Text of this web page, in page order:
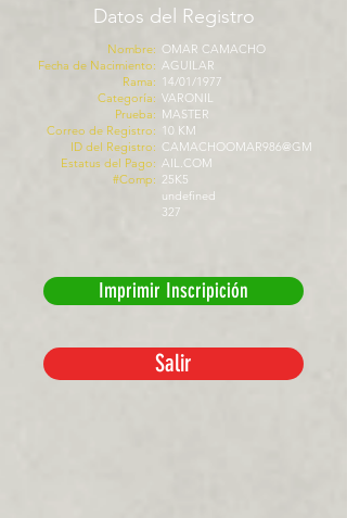
Datos del Registro
Nombre:
Fecha de Nacimiento:
Rama:
Categoría:
Prueba:
Correo de Registro:
ID del Registro:
Estatus del Pago:
#Comp:
OMAR CAMACHO
AGUILAR
14/01/1977
VARONIL
MASTER
10 KM
CAMACHOOMAR986@GM
AIL.COM
25K5
undefined
327
Imprimir Inscripición
Salir